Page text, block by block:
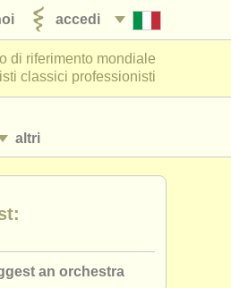
accedi
di riferimento mondiale
classici professionisti
altri
an orchestra